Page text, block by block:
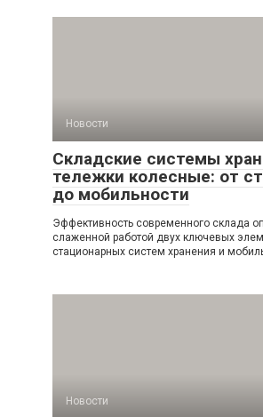
Новости
Складские системы
тележки колесные: от
до мобильности
Эффективность современного склада
слаженной работой двух ключевых
стационарных систем хранения и
Новости